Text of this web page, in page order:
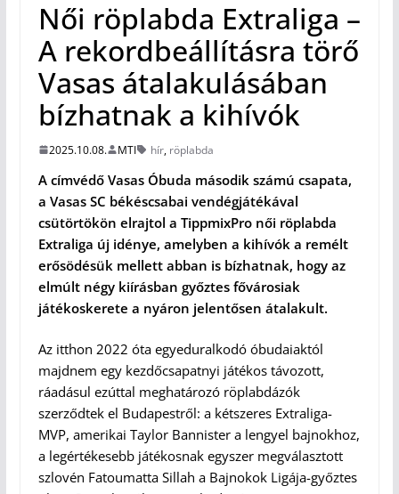
Női röplabda Extraliga –
A rekordbeállításra törő
Vasas átalakulásában
bízhatnak a kihívók
2025.10.08. MTI hír, röplabda
A címvédő Vasas Óbuda második számú csapata,
a Vasas SC békéscsabai vendégjátékával
csütörtökön elrajtol a TippmixPro női röplabda
Extraliga új idénye, amelyben a kihívók a remélt
erősödésük mellett abban is bízhatnak, hogy az
elmúlt négy kiírásban győztes fővárosiak
játékoskerete a nyáron jelentősen átalakult.
Az itthon 2022 óta egyeduralkodó óbudaiaktól
majdnem egy kezdőcsapatnyi játékos távozott,
ráadásul ezúttal meghatározó röplabdázók
szerződtek el Budapestről: a kétszeres Extraliga-
MVP, amerikai Taylor Bannister a lengyel bajnokhoz,
a legértékesebb játékosnak egyszer megválasztott
szlovén Fatoumatta Sillah a Bajnokok Ligája-győztes